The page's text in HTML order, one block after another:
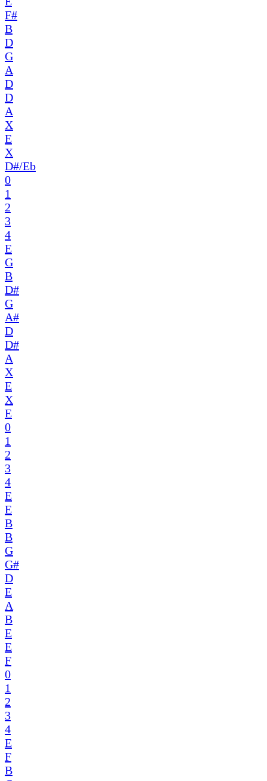
F#
B
D
G
A
D
D
A
X
E
X
D#/Eb
0
1
2
3
4
E
G
B
D#
G
A#
D
D#
A
X
E
X
E
0
1
2
3
4
E
E
B
B
G
G#
D
E
A
B
E
E
F
0
1
2
3
4
E
F
B